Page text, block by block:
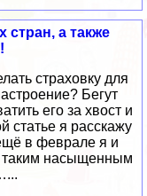
стран, а также
страховку для
Бегут
его за хвост и
статье я расскажу
в феврале я и
таким насыщенным